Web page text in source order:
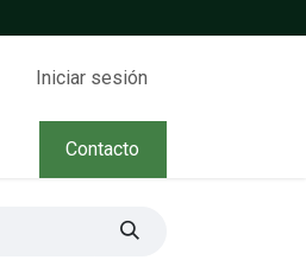
Iniciar sesión
Contacto